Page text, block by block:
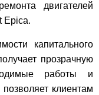
двигателей
Epica.
капитального
прозрачную
работы и
клиентам